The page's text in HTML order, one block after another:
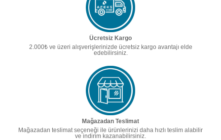
Ücretsiz Kargo
2.000₺ ve üzeri alışverişlerinizde ücretsiz kargo avantajı elde
edebilirsiniz.
Mağazadan Teslimat
Mağazadan teslimat seçeneği ile ürünlerinizi daha hızlı teslim alabilir
ve indirim kazanabilirsiniz.